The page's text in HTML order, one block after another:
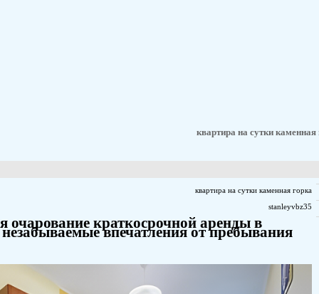
Откройте для себя
Каменной Горке: